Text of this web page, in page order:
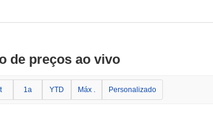
de preços ao vivo
1a YTD Máx . Personalizado